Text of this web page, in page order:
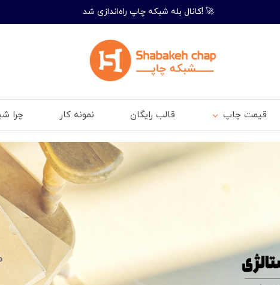
کانال بله شبکه چاپ راه‌اندازی شد! 🚀
قیمت چاپ قالب رایگان نمونه کار چرا